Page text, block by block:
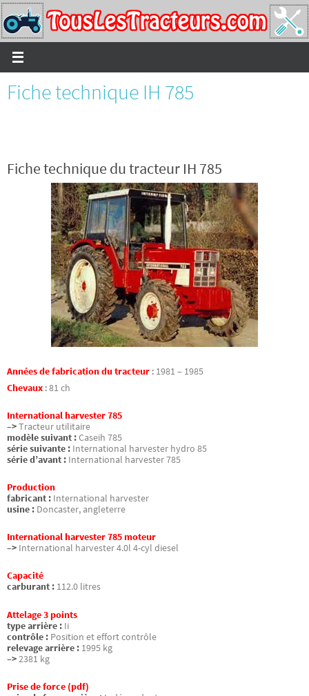
Passer
vers
le
contenu
Fiche technique IH 785
Fiche technique du tracteur IH 785
Années de fabrication du tracteur : 1981 – 1985
Chevaux :81 ch
International harvester 785
–>Tracteur utilitaire
modèle suivant :Caseih 785
série suivante : International harvester hydro 85
série d’avant : International harvester 785
Production
fabricant : International harvester
usine : Doncaster, angleterre
International harvester 785 moteur
–> International harvester 4.0l 4-cyl diesel
Capacité
carburant : 112.0 litres
Attelage 3 points
type arrière : Ii
contrôle : Position et effort contrôle
relevage arrière : 1995 kg
–>2381 kg
Prise de force (pdf)